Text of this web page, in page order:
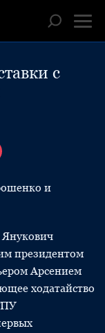
с
и
президентом
Арсением
ходатайство